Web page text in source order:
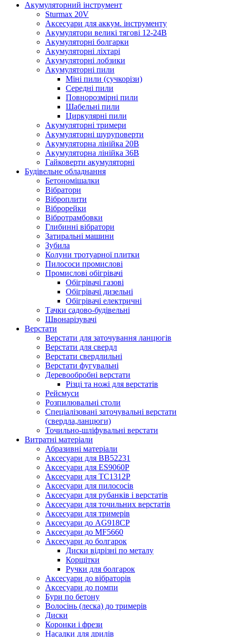
Акумуляторний інструмент
Sturmax 20V
Аксесуари для аккум. інструменту
Акумулятори великі тягові 12-24В
Акумуляторні болгарки
Акумуляторні ліхтарі
Акумуляторні лобзики
Акумуляторні пили
Міні пили (сучкорізи)
Середні пили
Повнорозмірні пили
Шабельні пили
Циркулярні пили
Акумуляторні тримери
Акумуляторні шуруповерти
Акумуляторна лінійка 20В
Акумуляторна лінійка 36В
Гайковерти акумуляторні
Будівельне обладнання
Бетономішалки
Вібратори
Віброплити
Віброрейки
Вібротрамбовки
Глибинні вібратори
Затиральні машини
Зубила
Колуни тротуарної плитки
Пилососи промислові
Промислові обігрівачі
Обігрівачі газові
Обігрівачі дизельні
Обігрівачі електричні
Тачки садово-будівельні
Швонарізувачі
Верстати
Верстати для заточування ланцюгів
Верстати для свердл
Верстати свердлильні
Верстати фугувальні
Деревообробні верстати
Різці та ножі для верстатів
Рейсмуси
Розпилювальні столи
Спеціалізовані заточувальні верстати
(свердла,ланцюги)
Точильно-шліфувальні верстати
Витратні матеріали
Абразивні матеріали
Аксесуари для BB52231
Аксесуари для ES9060P
Аксесуари для TC1312P
Аксесуари для пилососів
Аксесуари для рубанків і верстатів
Аксесуари для точильних верстатів
Аксесуари для тримерів
Аксесуари до AG918CP
Аксесуари до MF5660
Аксесуари до болгарок
Диски відрізні по металу
Корщітки
Ручки для болгарок
Аксесуари до вібраторів
Аксесуари до помпи
Бури по бетону
Волосінь (леска) до тримерів
Диски
Коронки і фрези
Насадки для дрилів